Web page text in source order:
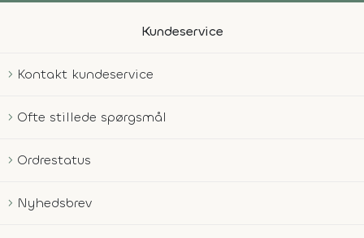
Kundeservice
Kontakt kundeservice
Ofte stillede spørgsmål
Ordrestatus
Nyhedsbrev